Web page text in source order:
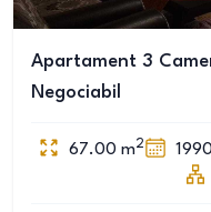
Apartament 3
Negociabil
67.00 m2